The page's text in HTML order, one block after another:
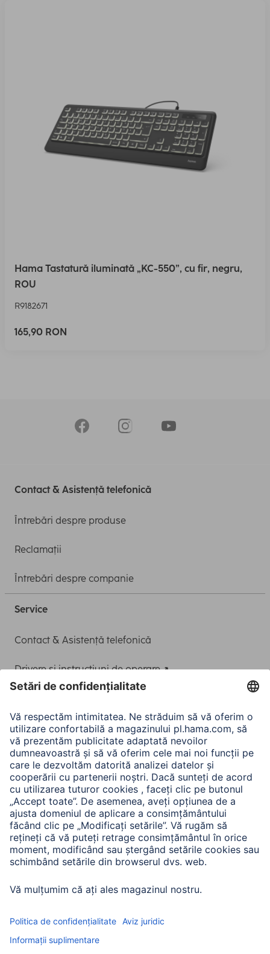
Hama Tastatură iluminată „KC-550”, cu fir, negru,
ROU
R9182671
165,90 RON
Contact & Asistență telefonică
Întrebări despre produse
Reclamații
Întrebări despre companie
Service
Contact & Asistență telefonică
Drivere și instrucțiuni de operare
A.N.P.C.
A.N.P.C. SAL
Companie
Istoria companiei
Hama Mondial
Business-Portal